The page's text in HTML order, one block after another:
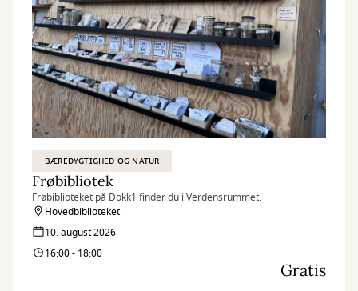
BÆREDYGTIGHED OG NATUR
Frøbibliotek
Frøbiblioteket på Dokk1 finder du i Verdensrummet.
Hovedbiblioteket
10. august 2026
16:00 - 18:00
Gratis